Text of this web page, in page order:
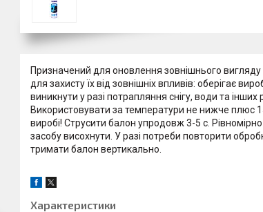
Призначений для оновлення зовнішнього вигляду
для захисту їх від зовнішніх впливів: оберігає
виникнути у разі потрапляння снігу, води та
Використовувати за температури не нижче плюс
виробі! Струсити балон упродовж 3-5 с.
засобу висохнути. У разі потреби повторити
тримати балон вертикально.
Характеристики